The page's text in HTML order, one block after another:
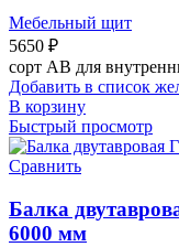
Мебельный щит
5650 ₽
сорт АВ для
Добавить в список
В корзину
Быстрый просмотр
Сравнить
Балка
6000 мм